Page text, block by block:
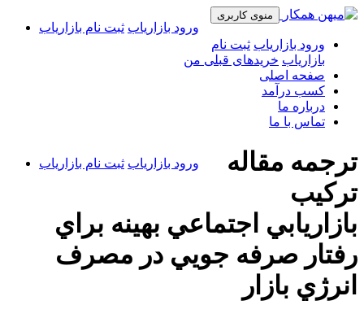
منوی کاربری
ورود بازاریاب ثبت نام بازاریاب
ورود بازاریاب ثبت نام
بازاریاب خریدهای قبلی من
صفحه اصلی
کسب درآمد
درباره ما
تماس با ما
ورود بازاریاب ثبت نام بازاریاب
ترجمه مقاله
تركيب
بازاريابي اجتماعي بهينه براي
رفتار صرفه جويي در مصرف
انرژي بازار